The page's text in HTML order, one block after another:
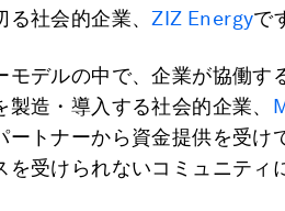
る社会的企業、ZIZ Energyで
モデルの中で、企業が協働す
造・導入する社会的企業、
ートナーから資金提供を受け
を受けられないコミュニティ